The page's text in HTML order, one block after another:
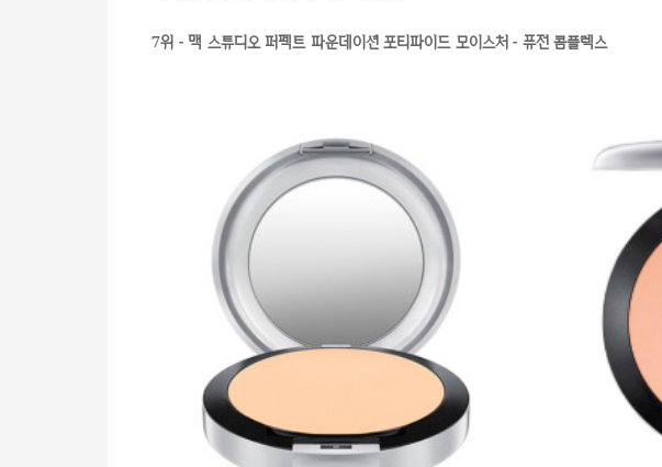
7위 - 맥 스튜디오 퍼펙트 파운데이션 포티파이드 모이스처 - 퓨전 콤플렉스